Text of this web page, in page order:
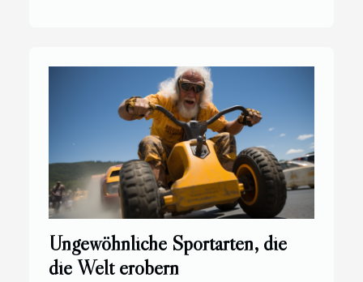
Ungewöhnliche Sportarten, die
die Welt erobern